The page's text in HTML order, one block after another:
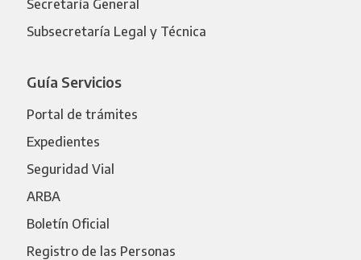
Secretaría General
Subsecretaría Legal y Técnica
Guía Servicios
Portal de trámites
Expedientes
Seguridad Vial
ARBA
Boletín Oficial
Registro de las Personas